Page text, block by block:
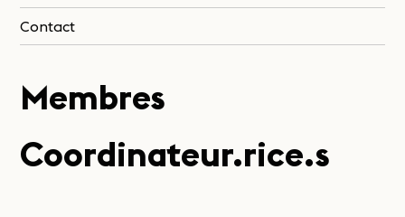
Contact
Membres
Coordinateur.rice.s